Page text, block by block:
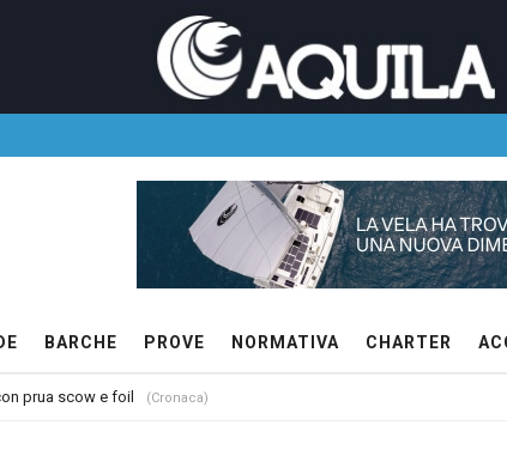
BARCHE PROVE NORMATIVA CHARTER
prua scow e foil (Cronaca)